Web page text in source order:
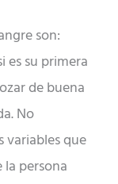
son:
es su primera
de buena
No
que
persona